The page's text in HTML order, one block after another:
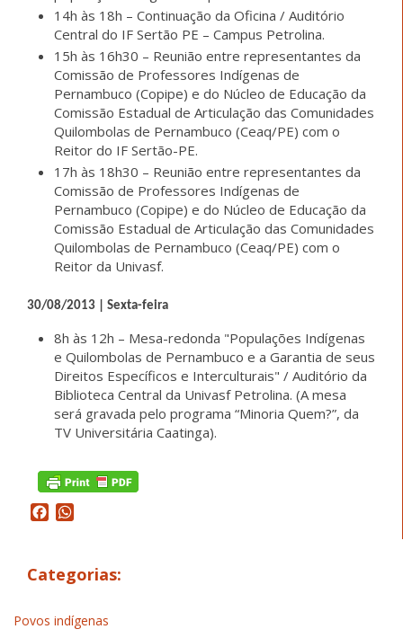
14h às 18h – Continuação da Oficina / Auditório
Central do IF Sertão PE – Campus Petrolina.
15h às 16h30 – Reunião entre representantes da
Comissão de Professores Indígenas de
Pernambuco (Copipe) e do Núcleo de Educação da
Comissão Estadual de Articulação das Comunidades
Quilombolas de Pernambuco (Ceaq/PE) com o
Reitor do IF Sertão-PE.
17h às 18h30 – Reunião entre representantes da
Comissão de Professores Indígenas de
Pernambuco (Copipe) e do Núcleo de Educação da
Comissão Estadual de Articulação das Comunidades
Quilombolas de Pernambuco (Ceaq/PE) com o
Reitor da Univasf.
30/08/2013 | Sexta-feira
8h às 12h – Mesa-redonda "Populações Indígenas
e Quilombolas de Pernambuco e a Garantia de seus
Direitos Específicos e Interculturais" / Auditório da
Biblioteca Central da Univasf Petrolina. (A mesa
será gravada pelo programa “Minoria Quem?”, da
TV Universitária Caatinga).
Facebook
Categorias:
Povos indígenas